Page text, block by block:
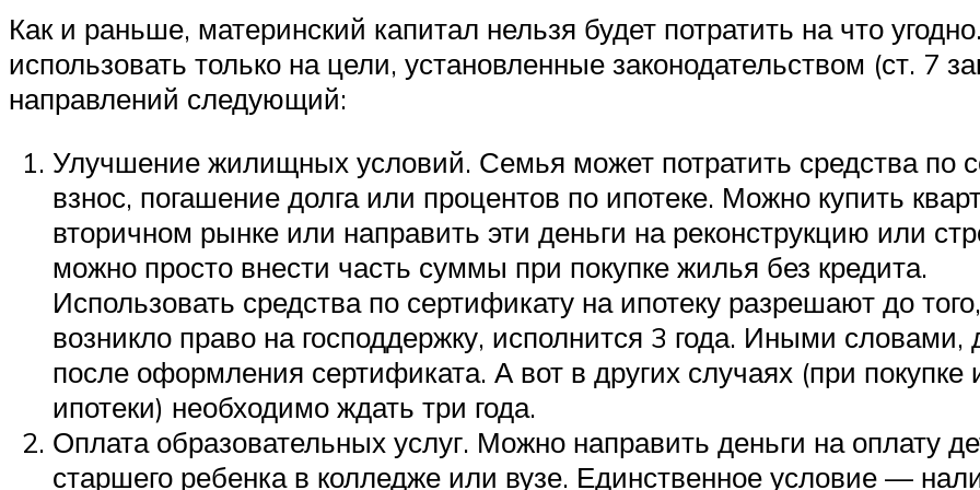
Как и раньше, материнский капитал нельзя будет потратить на что
использовать только на цели, установленные законодательством (ст.
направлений следующий:
Улучшение жилищных условий. Семья может потратить средства по
взнос, погашение долга или процентов по ипотеке. Можно купить
вторичном рынке или направить эти деньги на реконструкцию или
можно просто внести часть суммы при покупке жилья без кредита.
Использовать средства по сертификату на ипотеку разрешают до
возникло право на господдержку, исполнится 3 года. Иными словами,
после оформления сертификата. А вот в других случаях (при покупке
ипотеки) необходимо ждать три года.
Оплата образовательных услуг. Можно направить деньги на оплату
старшего ребенка в колледже или вузе. Единственное условие —